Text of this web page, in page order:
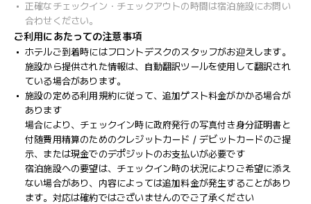
正確なチェックイン・チェックアウトの時間は宿泊施設にお問い
合わせください。
ご利用にあたっての注意事項
ホテルご到着時にはフロントデスクのスタッフがお迎えします。
施設から提供された情報は、自動翻訳ツールを使用して翻訳され
ている場合があります。
施設の定める利用規約に従って、追加ゲスト料金がかかる場合が
あります
場合により、チェックイン時に政府発行の写真付き身分証明書と
付随費用精算のためのクレジットカード / デビットカードのご提
示、または現金でのデポジットのお支払いが必要です
宿泊施設への要望は、チェックイン時の状況によりご希望に添え
ない場合があり、内容によっては追加料金が発生することがあり
ます。対応は確約ではございませんのでご了承ください